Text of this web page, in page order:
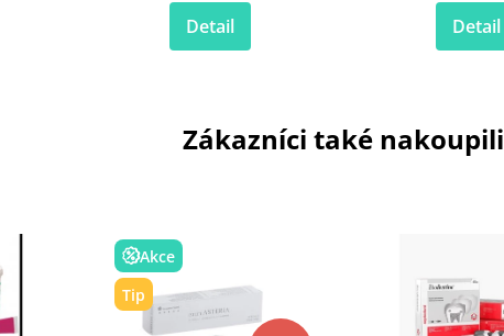
Detail Detail
Zákazníci také nakoupili
Akce
Tip